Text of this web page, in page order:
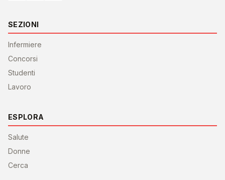
SEZIONI
Infermiere
Concorsi
Studenti
Lavoro
ESPLORA
Salute
Donne
Cerca